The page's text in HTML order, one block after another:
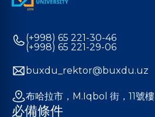
(+998) 65 221-30-46
(+998) 65 221-29-06
buxdu_rektor@buxdu.uz
布哈拉市，M.Iqbol 街，11號樓
必備條件